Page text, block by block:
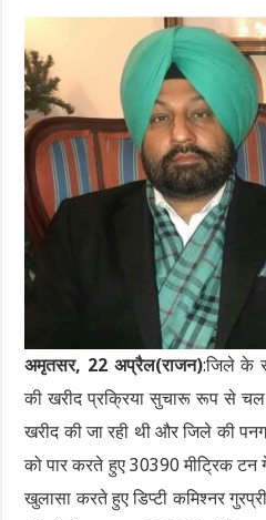
अमृतसर, 22 अप्रैल(राजन):जिले के
की खरीद प्रक्रिया सुचारू रूप से चल
खरीद की जा रही थी और जिले की
को पार करते हुए 30390 मीट्रिक
खुलासा करते हुए डिप्टी कमिश्नर